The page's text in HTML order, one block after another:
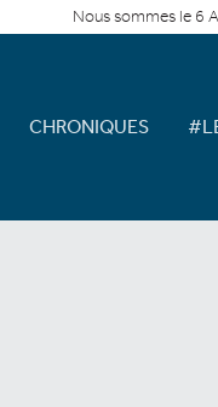
Nous sommes le 6
CHRONIQUES